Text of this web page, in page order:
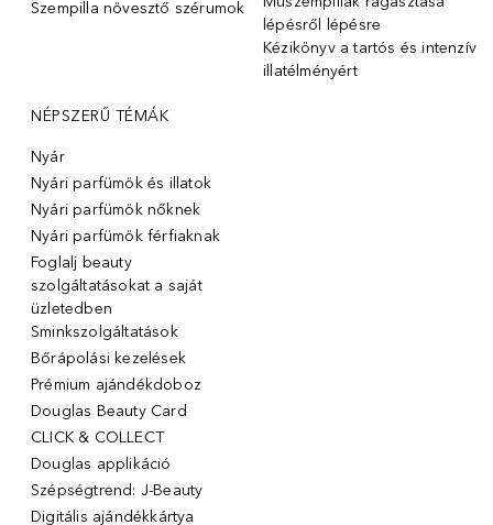
Szempilla növesztő szérumok
lépésről lépésre
Kézikönyv a tartós és intenzív
illatélményért
NÉPSZERŰ TÉMÁK
Nyár
Nyári parfümök és illatok
Nyári parfümök nőknek
Nyári parfümök férfiaknak
Foglalj beauty
szolgáltatásokat a saját
üzletedben
Sminkszolgáltatások
Bőrápolási kezelések
Prémium ajándékdoboz
Douglas Beauty Card
CLICK & COLLECT
Douglas applikáció
Szépségtrend: J-Beauty
Digitális ajándékkártya